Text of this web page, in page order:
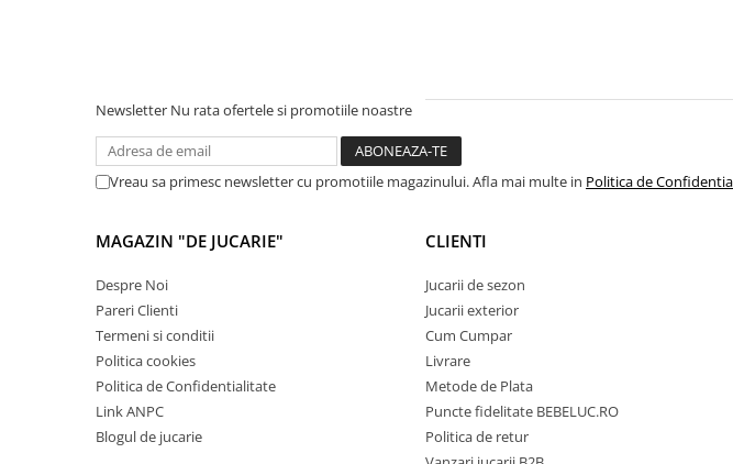
Cadou copii 11 ani
Cadou copii 12 ani
Rechizite scolare
Caserola compartimentata copii
Etui Ochelari
Ghiozdan baieti
Ghiozdan fete
Newsletter Nu rata ofertele si promotiile noastre
Vreau sa primesc newsletter cu promotiile magazinului. Afla mai multe in Politica de
MAGAZIN "DE JUCARIE"
Despre Noi
Pareri Clienti
Termeni si conditii
Politica cookies
Politica de Confidentialitate
Link ANPC
Blogul de jucarie
CLIENTI
Jucarii de sezon
Jucarii exterior
Cum Cumpar
Livrare
Metode de Plata
Puncte fidelitate BEBELUC.RO
Politica de retur